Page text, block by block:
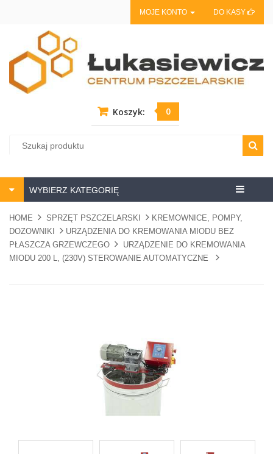
MOJE KONTO DO KASY
Koszyk: 0
Centrum
WYBIERZ KATEGORIĘ
HOME SPRZĘT PSZCZELARSKI
KREMOWNICE, POMPY,
DOZOWNIKI
URZĄDZENIA DO KREMOWANIA MIODU BEZ
PŁASZCZA GRZEWCZEGO
URZĄDZENIE DO KREMOWANIA
MIODU 200 L, (230V) STEROWANIE AUTOMATYCZNE